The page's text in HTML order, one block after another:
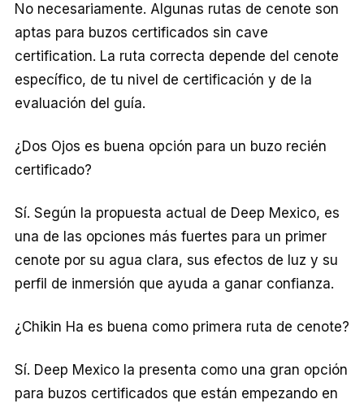
No necesariamente. Algunas rutas de cenote son
aptas para buzos certificados sin cave
certification. La ruta correcta depende del cenote
específico, de tu nivel de certificación y de la
evaluación del guía.
¿Dos Ojos es buena opción para un buzo recién
certificado?
Sí. Según la propuesta actual de Deep Mexico, es
una de las opciones más fuertes para un primer
cenote por su agua clara, sus efectos de luz y su
perfil de inmersión que ayuda a ganar confianza.
¿Chikin Ha es buena como primera ruta de cenote?
Sí. Deep Mexico la presenta como una gran opción
para buzos certificados que están empezando en